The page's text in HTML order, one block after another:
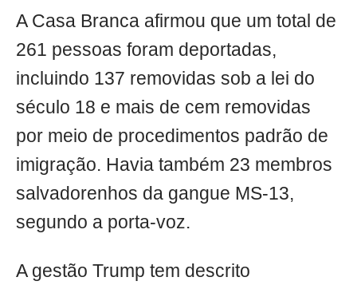
A Casa Branca afirmou que um total de
261 pessoas foram deportadas,
incluindo 137 removidas sob a lei do
século 18 e mais de cem removidas
por meio de procedimentos padrão de
imigração. Havia também 23 membros
salvadorenhos da gangue MS-13,
segundo a porta-voz.
A gestão Trump tem descrito